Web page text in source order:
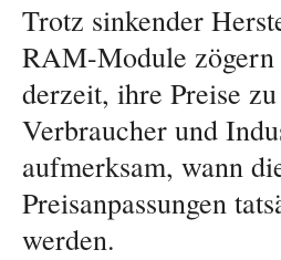
Trotz sinkender
RAM-Module
derzeit, ihre Preise zu
Verbraucher und
aufmerksam, wann
Preisanpassungen
werden.